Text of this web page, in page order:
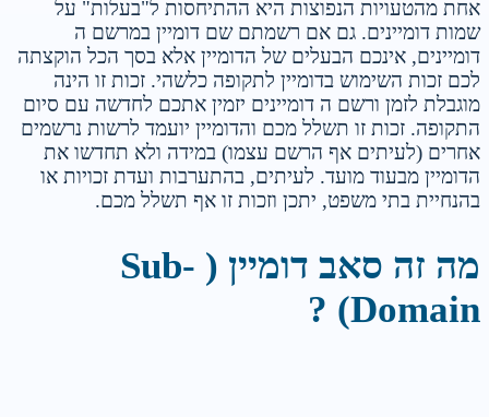
אחת מהטעויות הנפוצות היא ההתיחסות ל"בעלות" על
שמות דומיינים. גם אם רשמתם שם דומיין במרשם ה
דומיינים, אינכם הבעלים של הדומיין אלא בסך הכל הוקצתה
לכם זכות השימוש בדומיין לתקופה כלשהי. זכות זו הינה
מוגבלת לזמן ורשם ה דומיינים יזמין אתכם לחדשה עם סיום
התקופה. זכות זו תשלל מכם והדומיין יועמד לרשות נרשמים
אחרים (לעיתים אף הרשם עצמו) במידה ולא תחדשו את
הדומיין מבעוד מועד. לעיתים, בהתערבות ועדת זכויות או
בהנחיית בתי משפט, יתכן וזכות זו אף תשלל מכם.
מה זה סאב דומיין ( Sub-
Domain) ?